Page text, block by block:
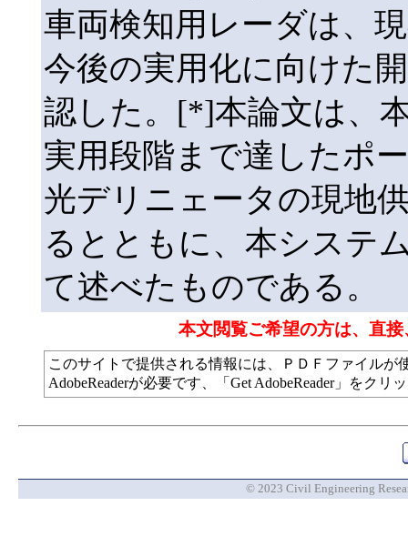
車両検知用レーダは、
今後の実用化に向けた
認した。[*]本論文は、
実用段階まで達したポ
光デリニェータの現地
るとともに、本システ
て述べたものである。
本文閲覧ご希望の方は、直
このサイトで提供される情報には、ＰＤＦファイル
AdobeReaderが必要です、「Get AdobeReader」をク
© 2023 Civil Engineering